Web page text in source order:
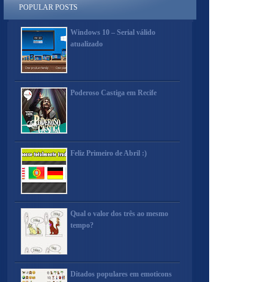
POPULAR POSTS
Windows 10 – Serial válido
atualizado
Poderoso Castiga em Recife
Feliz Primeiro de Abril :)
Qual o valor dos três ao mesmo
tempo?
Ditados populares em emoticons